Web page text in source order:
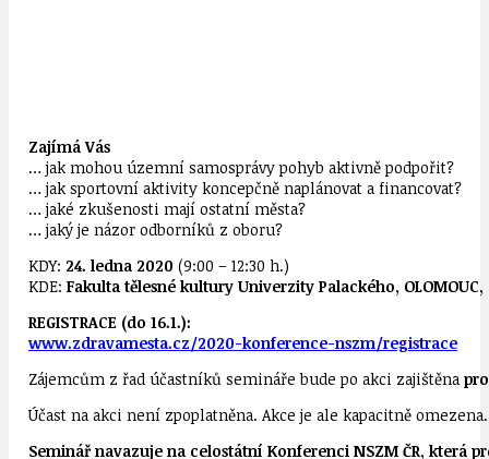
Zajímá Vás
… jak mohou územní samosprávy pohyb aktivně podpořit?
… jak sportovní aktivity koncepčně naplánovat a financovat?
… jaké zkušenosti mají ostatní města?
… jaký je názor odborníků z oboru?
KDY: 24. ledna 2020 (9:00 – 12:30 h.)
KDE: Fakulta tělesné kultury Univerzity Palackého,
REGISTRACE (do 16.1.):
www.zdravamesta.cz/2020-konference-nszm/registrace
Zájemcům z řad účastníků semináře bude po akci zajištěna
Účast na akci není zpoplatněna. Akce je ale kapacitně omezena.
Seminář navazuje na celostátní Konferenci NSZM ČR, která